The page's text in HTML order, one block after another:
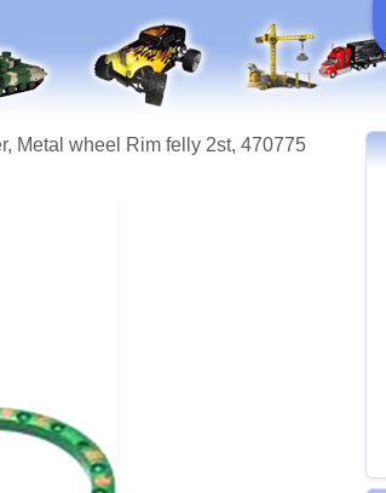
Metal wheel Rim felly 2st, 470775